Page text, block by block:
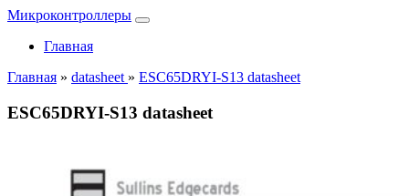
Микроконтроллеры
Главная
Главная » datasheet » ESC65DRYI-S13 datasheet
ESC65DRYI-S13 datasheet